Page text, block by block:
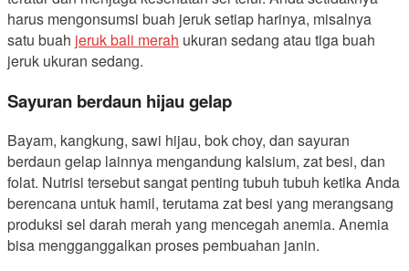
harus mengonsumsi buah jeruk setiap harinya, misalnya
satu buah jeruk bali merah ukuran sedang atau tiga buah
jeruk ukuran sedang.
Sayuran berdaun hijau gelap
Bayam, kangkung, sawi hijau, bok choy, dan sayuran
berdaun gelap lainnya mengandung kalsium, zat besi, dan
folat. Nutrisi tersebut sangat penting tubuh tubuh ketika Anda
berencana untuk hamil, terutama zat besi yang merangsang
produksi sel darah merah yang mencegah anemia. Anemia
bisa mengganggalkan proses pembuahan janin.